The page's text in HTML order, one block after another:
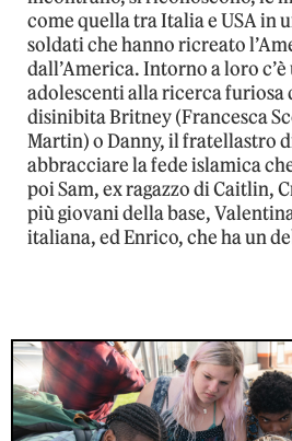
come quella tra Italia e USA in
soldati che hanno ricreato
dall’America. Intorno a loro
adolescenti alla ricerca furiosa
disinibita Britney (Francesca
Martin) o Danny, il fratellastro
abbracciare la fede islamica
poi Sam, ex ragazzo di Caitlin,
più giovani della base,
italiana, ed Enrico, che ha un